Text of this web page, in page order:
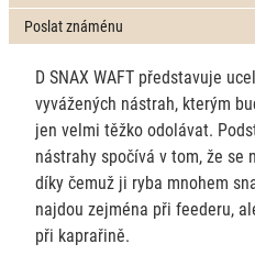
Poslat známénu
D SNAX WAFT představuje
vyvážených nástrah, kterým
jen velmi těžko odolávat.
nástrahy spočívá v tom, že se
díky čemuž ji ryba mnohem
najdou zejména při feederu,
při kaprařině.